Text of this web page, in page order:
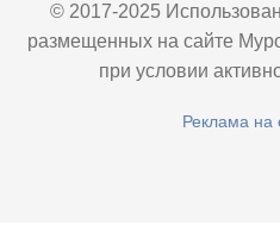
© 2017-2025
размещенных на сайте
при условии
Реклама на